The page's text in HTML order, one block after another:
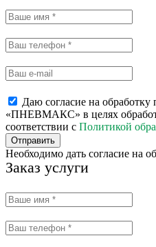
Даю согласие на
«ПНЕВМАКС» в целях
соответствии с Политикой
Отправить
Необходимо дать согласие на
Заказ услуги